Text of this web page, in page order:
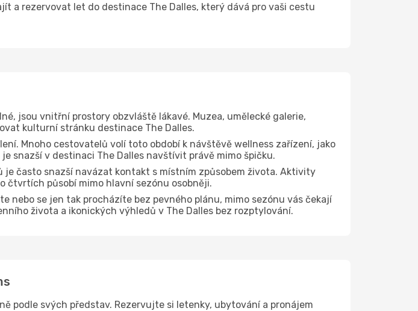
a rezervovat let do destinace The Dalles, který dává pro vaši cestu
jsou vnitřní prostory obzvláště lákavé. Muzea, umělecké galerie,
kulturní stránku destinace The Dalles.
Mnoho cestovatelů volí toto období k návštěvě wellness zařízení, jako
snazší v destinaci The Dalles navštívit právě mimo špičku.
je často snazší navázat kontakt s místním způsobem života. Aktivity
čtvrtích působí mimo hlavní sezónu osobněji.
nebo se jen tak procházíte bez pevného plánu, mimo sezónu vás čekají
života a ikonických výhledů v The Dalles bez rozptylování.
podle svých představ. Rezervujte si letenky, ubytování a pronájem